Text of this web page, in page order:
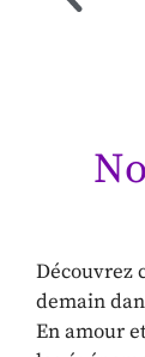
Découvrez
demain
En amour